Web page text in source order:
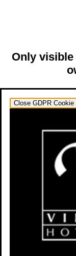
Only
Close GDPR Cookie